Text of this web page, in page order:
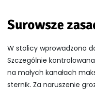
Surowsze
W stolicy wprowadzono
Szczególnie
na małych kanałach
sternik. Za naruszenie